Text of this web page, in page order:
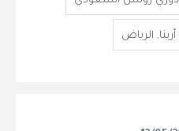
الرياض